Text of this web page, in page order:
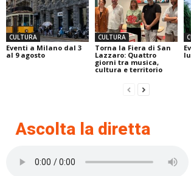
CULTURA
Eventi a Milano dal 3
al 9 agosto
CULTURA
Torna la Fiera di San
Lazzaro: Quattro
giorni tra musica,
cultura e territorio
Ascolta la diretta